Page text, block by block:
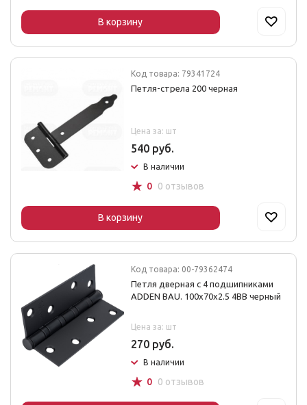
В корзину
Код товара: 79341724
Петля-стрела 200 черная
Цена за: шт
540 руб.
В наличии
☆ 0 0 отзывов
В корзину
Код товара: 00-79362474
Петля дверная с 4 подшипниками
ADDEN BAU. 100х70х2.5 4ВВ черный
Цена за: шт
270 руб.
В наличии
☆ 0 0 отзывов